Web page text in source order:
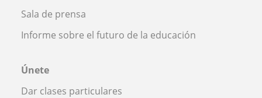
Sala de prensa
Informe sobre el futuro de la educación
Únete
Dar clases particulares